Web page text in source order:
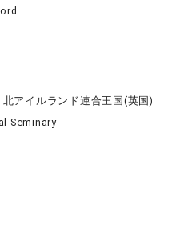
アイルランド連合王国(英国)
Seminary